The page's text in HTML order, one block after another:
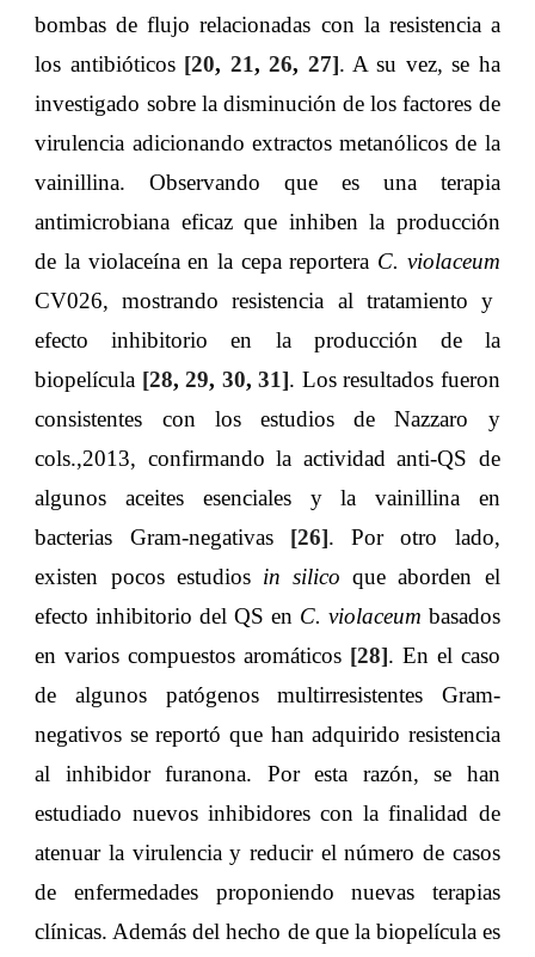
bombas de flujo relacionadas con la resistencia a
los antibióticos [20, 21,26, 27]. A su vez, se ha
investigado sobre la disminución de los factores de
virulencia adicionando extractos metanólicos de la
vainillina. Observando que es una terapia
antimicrobiana eficaz que inhiben la producción
de la violaceína en la cepa reportera C. violaceum
CV026, mostrando resistencia al tratamiento y
efecto inhibitorio en la producción de la
biopelícula [28,29, 30,31]. Los resultados fueron
consistentes con los estudios de Nazzaro y
cols.,2013, confirmando la actividad anti-QS de
algunos aceites esenciales y la vainillina en
bacterias Gram-negativas [26]. Por otro lado,
existen pocos estudios in silico que aborden el
efecto inhibitorio del QS en C. violaceum basados
en varios compuestos aromáticos [28]. En el caso
de algunos patógenos multirresistentes Gram-
negativos se reportó que han adquirido resistencia
al inhibidor furanona. Por esta razón, se han
estudiado nuevos inhibidores con la finalidad de
atenuar la virulencia y reducir el número de casos
de enfermedades proponiendo nuevas terapias
clínicas. Además del hecho de que la biopelícula es